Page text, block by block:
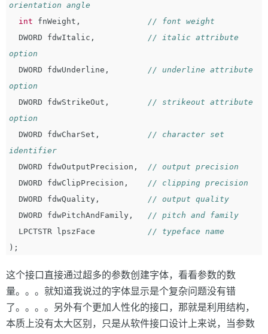
orientation angle
int
fnWeight ,
// font weight
DWORD
fdwItalic ,
// italic attribute
option
DWORD
fdwUnderline ,
// underline attribute
option
DWORD
fdwStrikeOut ,
// strikeout attribute
option
DWORD
fdwCharSet ,
// character set
identifier
DWORD
fdwOutputPrecision ,
// output precision
DWORD
fdwClipPrecision ,
// clipping precision
DWORD
fdwQuality ,
// output quality
DWORD
fdwPitchAndFamily ,
// pitch and family
LPCTSTR
lpszFace
// typeface name
);
这个接口直接通过超多的参数创建字体，看看参数的数
量。。。就知道我说过的字体显示是个复杂问题没有错
了。。。。另外有个更加人性化的接口，那就是利用结构，
本质上没有太大区别，只是从软件接口设计上来说，当参数